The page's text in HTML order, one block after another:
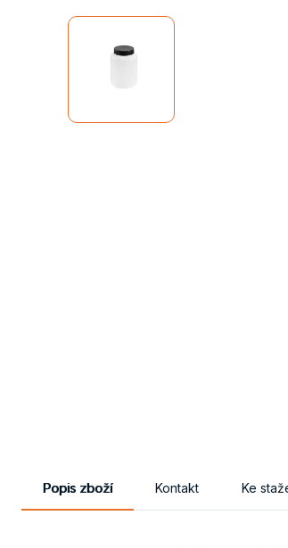
Popis zboží Kontakt Ke